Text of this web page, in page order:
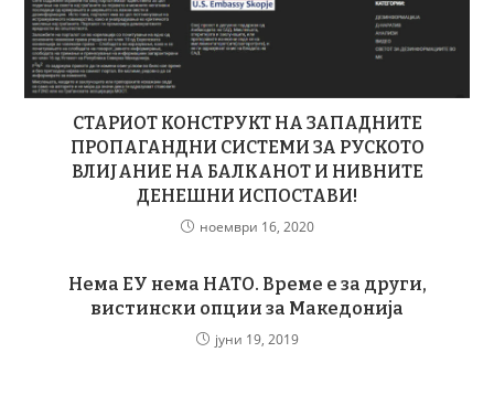
СТАРИОТ КОНСТРУКТ НА ЗАПАДНИТЕ
ПРОПАГАНДНИ СИСТЕМИ ЗА РУСКОТО
ВЛИЈАНИЕ НА БАЛКАНОТ И НИВНИТЕ
ДЕНЕШНИ ИСПОСТАВИ!
ноември 16, 2020
Нема ЕУ нема НАТО. Време е за други,
вистински опции за Македонија
јуни 19, 2019